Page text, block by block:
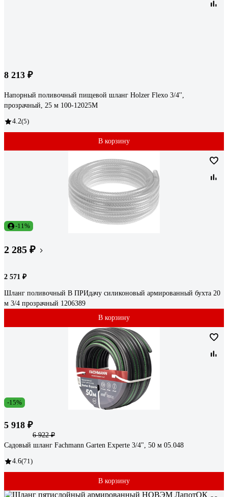
8 213 ₽
Напорный поливочный пищевой шланг Holzer Flexo 3/4'',
прозрачный, 25 м 100-12025M
4.2(5)
В корзину
-11%
2 285 ₽
2 571 ₽
Шланг поливочный В ПРИдачу силиконовый армированный бухта 20
м 3/4 прозрачный 1206389
В корзину
-15%
5 918 ₽
6 922 ₽
Садовый шланг Fachmann Garten Experte 3/4", 50 м 05.048
4.6(71)
В корзину